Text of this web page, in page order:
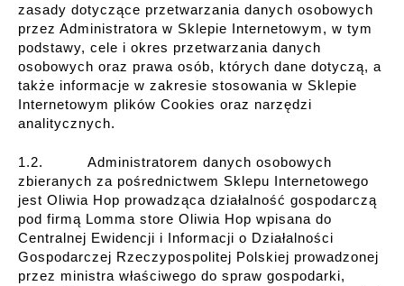
zasady dotyczące przetwarzania danych osobowych
przez Administratora w Sklepie Internetowym, w tym
podstawy, cele i okres przetwarzania danych
osobowych oraz prawa osób, których dane dotyczą, a
także informacje w zakresie stosowania w Sklepie
Internetowym plików Cookies oraz narzędzi
analitycznych.
1.2. Administratorem danych osobowych
zbieranych za pośrednictwem Sklepu Internetowego
jest Oliwia Hop prowadząca działalność gospodarczą
pod firmą Lomma store Oliwia Hop wpisana do
Centralnej Ewidencji i Informacji o Działalności
Gospodarczej Rzeczypospolitej Polskiej prowadzonej
przez ministra właściwego do spraw gospodarki,